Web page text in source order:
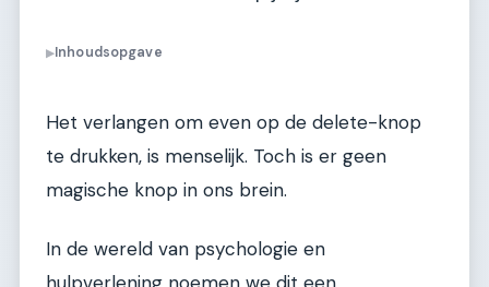
▶Inhoudsopgave
Het verlangen om even op de delete-knop
te drukken, is menselijk. Toch is er geen
magische knop in ons brein.
In de wereld van psychologie en
hulpverlening noemen we dit een